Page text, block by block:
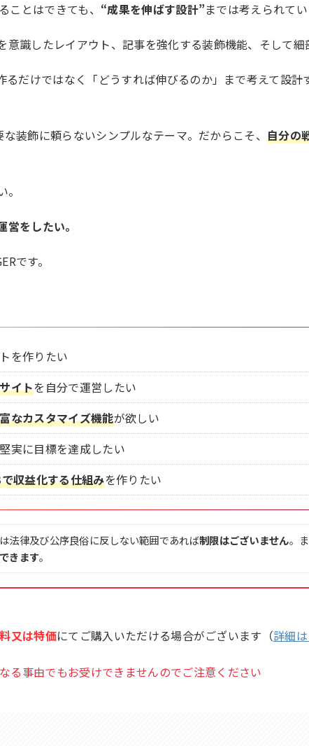
ことはできても、 “成果を伸ばす設計”までは考えられて
意識したレイアウト、記事を強化する装飾機能、そして
だけではなく「どうすれば伸びるのか」まで考えて設計
装飾に頼らないシンプルなテーマ。だからこそ、自分の
をしたい。
です。
を作りたい
イトを自分で運営したい
なカスタマイズ機能が欲しい
実に目標を達成したい
収益化する仕組みを作りたい
法律及び公序良俗に反しない範囲であれば制限はございません。
きます。
又は特価にてご購入いただける場合がございます（詳細
る事由でもお受けできませんのでご注意ください